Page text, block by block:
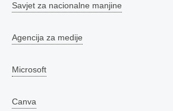
Savjet za nacionalne manjine
Agencija za medije
Microsoft
Canva